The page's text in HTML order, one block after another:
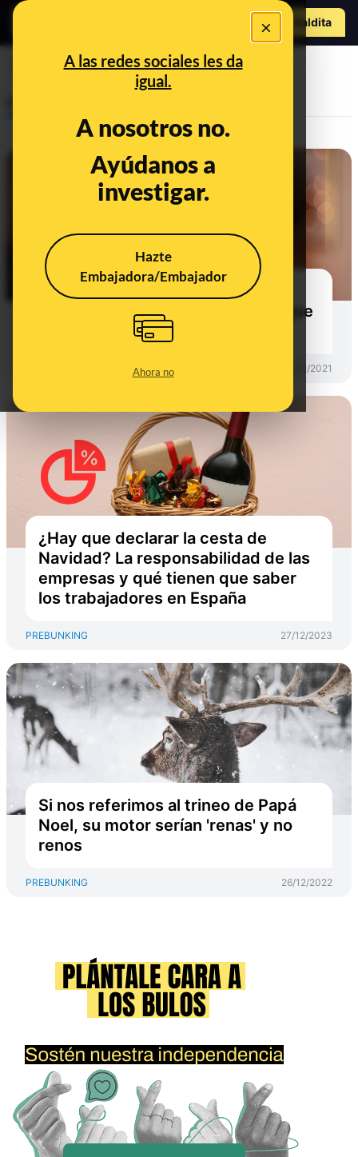
×
A las redes sociales les da
igual.
A nosotros no.
Ayúdanos a
investigar.
Hazte
Embajadora/Embajador
Ahora no
Hazte Maldita
¿Por qué hay gente que siente
ansiedad o placer cuando tiene que
hacer un regalo?
30/12/2021
¿Hay que declarar la cesta de
Navidad? La responsabilidad de las
empresas y qué tienen que saber
los trabajadores en España
PREBUNKING 27/12/2023
Si nos referimos al trineo de Papá
Noel, su motor serían 'renas' y no
renos
PREBUNKING 26/12/2022